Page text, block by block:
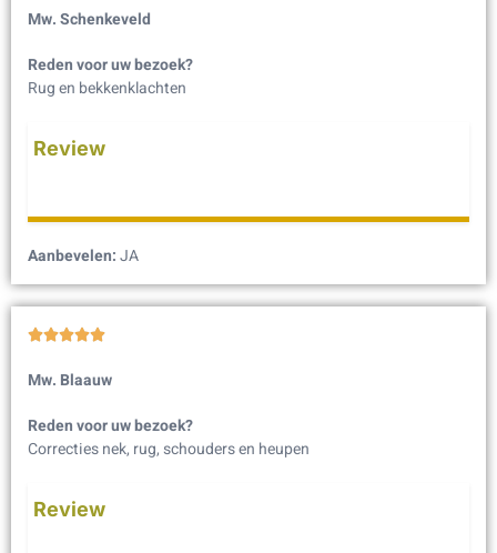
Mw. Schenkeveld
Reden voor uw bezoek?
Rug en bekkenklachten
Review
Aanbevelen:JA

Mw. Blaauw
Reden voor uw bezoek?
Correcties nek, rug, schouders en heupen
Review